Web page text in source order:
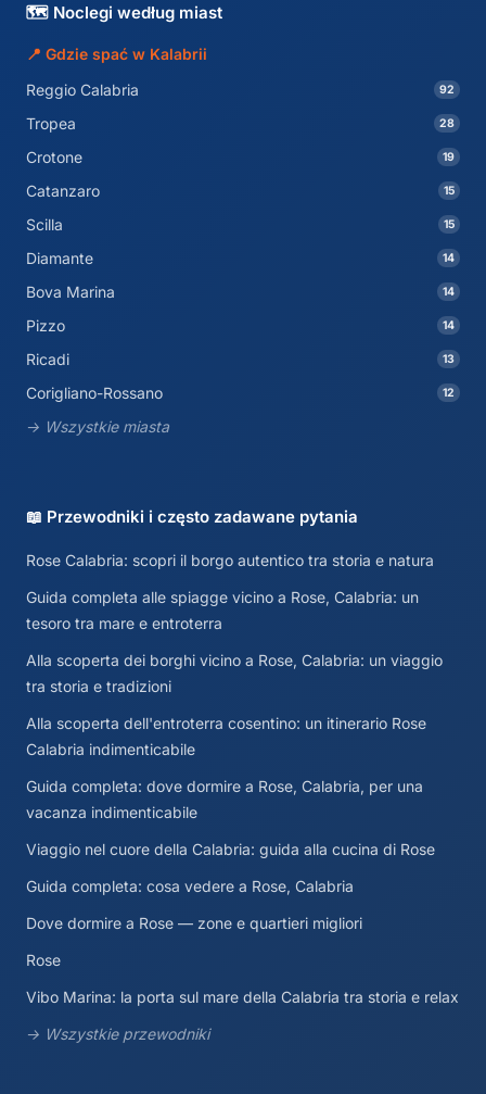
🗺️ Noclegi według miast
📍 Gdzie spać w Kalabrii
Reggio Calabria
92
Tropea 28
Crotone 19
Catanzaro 15
Scilla 15
Diamante 14
Bova Marina 14
Pizzo 14
Ricadi 13
Corigliano-Rossano 12
→ Wszystkie miasta
📖 Przewodniki i często zadawane pytania
Rose Calabria: scopri il borgo autentico tra storia e natura
Guida completa alle spiagge vicino a Rose, Calabria: un
tesoro tra mare e entroterra
Alla scoperta dei borghi vicino a Rose, Calabria: un viaggio
tra storia e tradizioni
Alla scoperta dell'entroterra cosentino: un itinerario Rose
Calabria indimenticabile
Guida completa: dove dormire a Rose, Calabria, per una
vacanza indimenticabile
Viaggio nel cuore della Calabria: guida alla cucina di Rose
Guida completa: cosa vedere a Rose, Calabria
Dove dormire a Rose — zone e quartieri migliori
Rose
Vibo Marina: la porta sul mare della Calabria tra storia e relax
→ Wszystkie przewodniki